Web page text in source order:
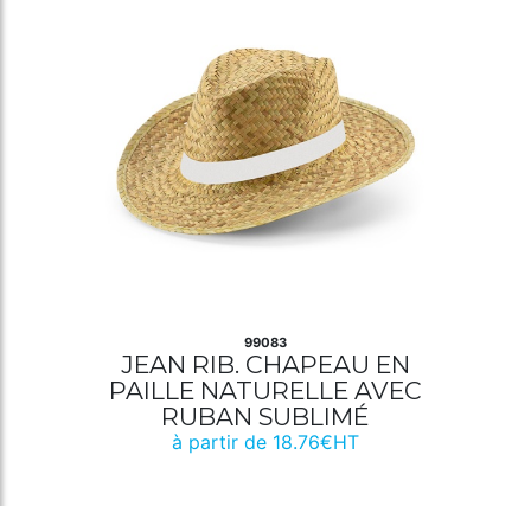
99083
JEAN RIB. CHAPEAU EN
PAILLE NATURELLE AVEC
RUBAN SUBLIMÉ
à partir de 18.76€HT